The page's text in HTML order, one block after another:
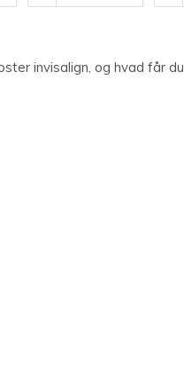
invisalign, og hvad får du